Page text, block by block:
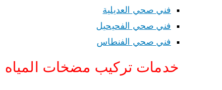
فني صحي العديلية
فني صحي الفحيحيل
فني صحي الفنطاس
خدمات تركيب مضخات المياه